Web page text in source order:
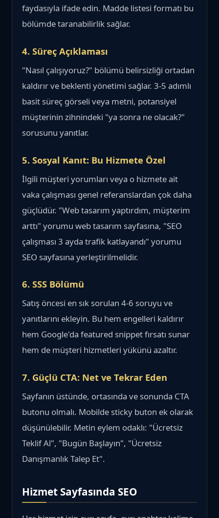
faydasıyla ifade edin. Madde listesi formatı bu
bölümde taranabilirlik sağlar.
4. Süreç Açıklaması
"Nasıl çalışıyoruz?" bölümü belirsizliği ortadan
kaldırır ve beklenti yönetimi sağlar. 3-5 adımlı
basit süreç görseli veya metni, potansiyel
müşterinin zihnindeki "ya sonra ne olacak?"
sorusunu yanıtlar.
5. Sosyal Kanıt: Bu Hizmete Özel
İlgili müşteri yorumları veya o hizmete ait
vaka çalışması genel referanslardan çok daha
güçlüdür. "Web tasarım yaptırdım, müşterim
arttı" yorumu web tasarım sayfasına, "SEO
çalışması 3 ayda trafik katlayandı" yorumu
SEO sayfasına yerleştirilmelidir.
6. SSS Bölümü
Satış öncesi en sık sorulan 4-6 soruyu ve
yanıtlarını ekleyin. Bu hem engelleri kaldırır
hem Google'da featured snippet fırsatı sunar
hem de müşteri hizmetleri yükünü azaltır.
7. Güçlü CTA: Net ve Tekrar Eden
Sayfanın üstünde, ortasında ve sonunda CTA
butonu olmalı. Mobilde sticky buton ek olarak
düşünülebilir. Metin eylem odaklı: "Ücretsiz
Teklif Al", "Bugün Başlayın", "Ücretsiz
Danışmanlık Talep Et".
Hizmet Sayfasında SEO